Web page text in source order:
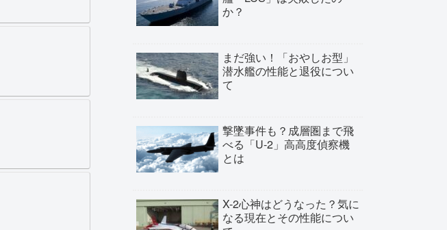
か？
まだ強い！「おやしお型」
潜水艦の性能と退役につい
て
撃墜事件も？成層圏まで飛
べる「U-2」高高度偵察機
とは
X-2心神はどうなった？気に
なる現在とその性能につい